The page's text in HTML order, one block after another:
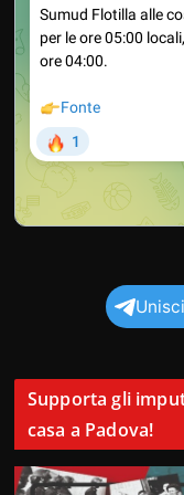
Supporta gli
casa a Padova!